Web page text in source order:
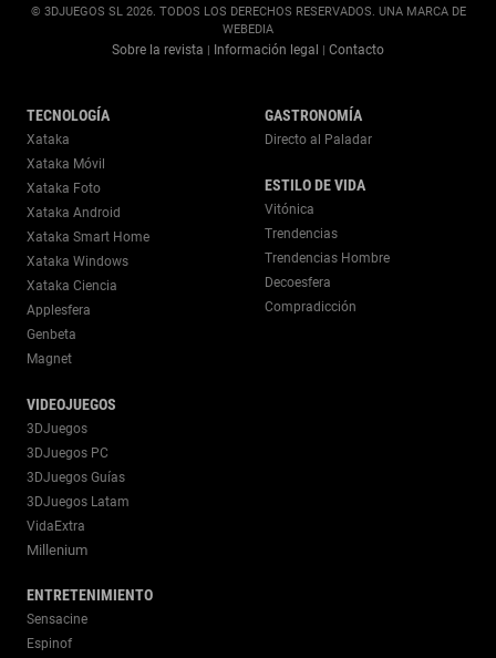
© 3DJUEGOS SL 2026. TODOS LOS DERECHOS RESERVADOS. UNA MARCA DE
WEBEDIA
Sobre la revista Información legal Contacto
TECNOLOGÍA
Xataka
Xataka Móvil
Xataka Foto
Xataka Android
Xataka Smart Home
Xataka Windows
Xataka Ciencia
Applesfera
Genbeta
Magnet
VIDEOJUEGOS
3DJuegos
3DJuegos PC
3DJuegos Guías
3DJuegos Latam
VidaExtra
Millenium
ENTRETENIMIENTO
Sensacine
Espinof
GASTRONOMÍA
Directo al Paladar
ESTILO DE VIDA
Vitónica
Trendencias
Trendencias Hombre
Decoesfera
Compradicción